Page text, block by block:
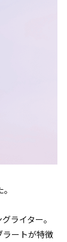
ライター。
ートが特徴